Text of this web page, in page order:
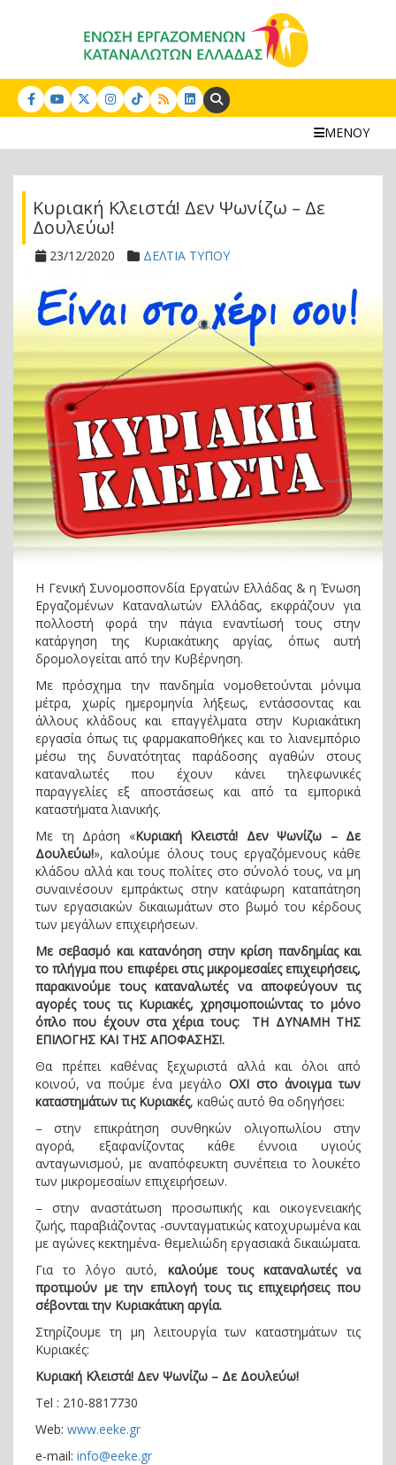
Search:
ΜΕΝΟΥ
Κυριακή Κλειστά! Δεν Ψωνίζω – Δε
Δουλεύω!
23/12/2020 ΔΕΛΤΙΑ ΤΥΠΟΥ
Η Γενική Συνομοσπονδία Εργατών Ελλάδας & η Ένωση
Εργαζομένων Καταναλωτών Ελλάδας, εκφράζουν για
πολλοστή φορά την πάγια εναντίωσή τους στην
κατάργηση της Κυριακάτικης αργίας, όπως αυτή
δρομολογείται από την Κυβέρνηση.
Mε πρόσχημα την πανδημία νομοθετούνται μόνιμα
μέτρα, χωρίς ημερομηνία λήξεως, εντάσσοντας και
άλλους κλάδους και επαγγέλματα στην Κυριακάτικη
εργασία όπως τις φαρμακαποθήκες και το λιανεμπόριο
μέσω της δυνατότητας παράδοσης αγαθών στους
καταναλωτές που έχουν κάνει τηλεφωνικές
παραγγελίες εξ αποστάσεως και από τα εμπορικά
καταστήματα λιανικής.
Με τη Δράση «Κυριακή Κλειστά! Δεν Ψωνίζω – Δε
Δουλεύω!», καλούμε όλους τους εργαζόμενους κάθε
κλάδου αλλά και τους πολίτες στο σύνολό τους, να μη
συναινέσουν εμπράκτως στην κατάφωρη καταπάτηση
των εργασιακών δικαιωμάτων στο βωμό του κέρδους
των μεγάλων επιχειρήσεων.
Με σεβασμό και κατανόηση στην κρίση πανδημίας και
το πλήγμα που επιφέρει στις μικρομεσαίες επιχειρήσεις,
παρακινούμε τους καταναλωτές να αποφεύγουν τις
αγορές τους τις Κυριακές, χρησιμοποιώντας το μόνο
όπλο που έχουν στα χέρια τους: ΤΗ ΔΥΝΑΜΗ ΤΗΣ
ΕΠΙΛΟΓΗΣ ΚΑΙ ΤΗΣ ΑΠΟΦΑΣΗΣ!.
Θα πρέπει καθένας ξεχωριστά αλλά και όλοι από
κοινού, να πούμε ένα μεγάλο ΟΧΙ στο άνοιγμα των
καταστημάτων τις Κυριακές, καθώς αυτό θα οδηγήσει:
– στην επικράτηση συνθηκών ολιγοπωλίου στην
αγορά, εξαφανίζοντας κάθε έννοια υγιούς
ανταγωνισμού, με αναπόφευκτη συνέπεια το λουκέτο
των μικρομεσαίων επιχειρήσεων.
– στην αναστάτωση προσωπικής και οικογενειακής
ζωής, παραβιάζοντας -συνταγματικώς κατοχυρωμένα και
με αγώνες κεκτημένα- θεμελιώδη εργασιακά δικαιώματα.
Για το λόγο αυτό, καλούμε τους καταναλωτές να
προτιμούν με την επιλογή τους τις επιχειρήσεις που
σέβονται την Κυριακάτικη αργία.
Στηρίζουμε τη μη λειτουργία των καταστημάτων τις
Κυριακές:
Κυριακή Κλειστά! Δεν Ψωνίζω – Δε Δουλεύω!
Τel : 210-8817730
Web: www.eeke.gr
e-mail: info@eeke.gr